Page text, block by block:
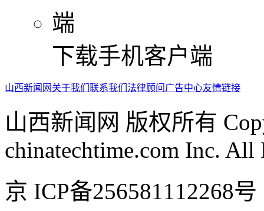
下载手机客户端
山西新闻网 关于我们 联系我们 法律顾问 广告中心友情链接
山西新闻网 版权所有
chinatechtime.com Inc. All
京 ICP备256581112268